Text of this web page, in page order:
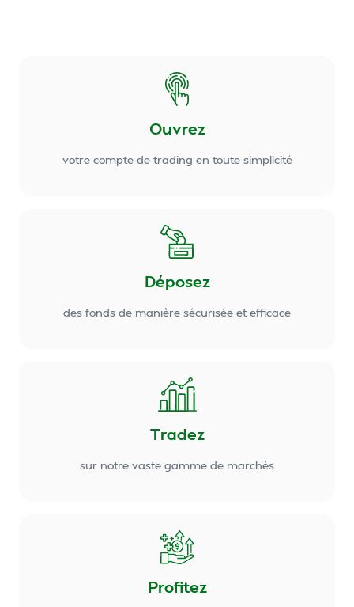
Ouvrez
votre compte de trading en toute simplicité
Déposez
des fonds de manière sécurisée et efficace
Tradez
sur notre vaste gamme de marchés
Profitez